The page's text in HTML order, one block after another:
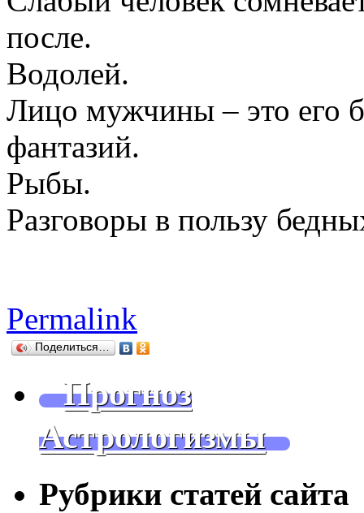
после.
Водолей.
Лицо мужчины – это его
фантазий.
Рыбы.
Разговоры в пользу
Permalink
Поделиться…
Прогноз
Астрологизмы
Рубрики статей сайта